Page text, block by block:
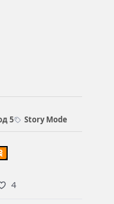
5
Story Mode
4